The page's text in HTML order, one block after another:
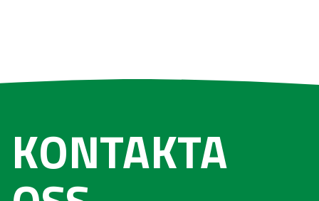
KONTAKTA